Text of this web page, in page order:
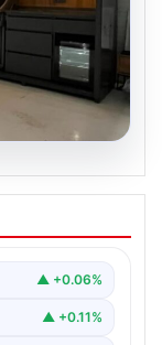
bulunan
▲ +0.06%
▲ +0.11%